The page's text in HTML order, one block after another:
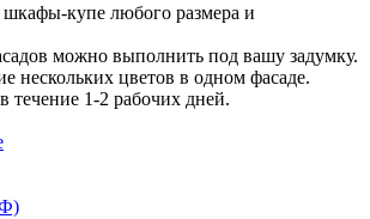
шкафы-купе любого размера и
можно выполнить под вашу задумку.
нескольких цветов в одном фасаде.
течение 1-2 рабочих дней.